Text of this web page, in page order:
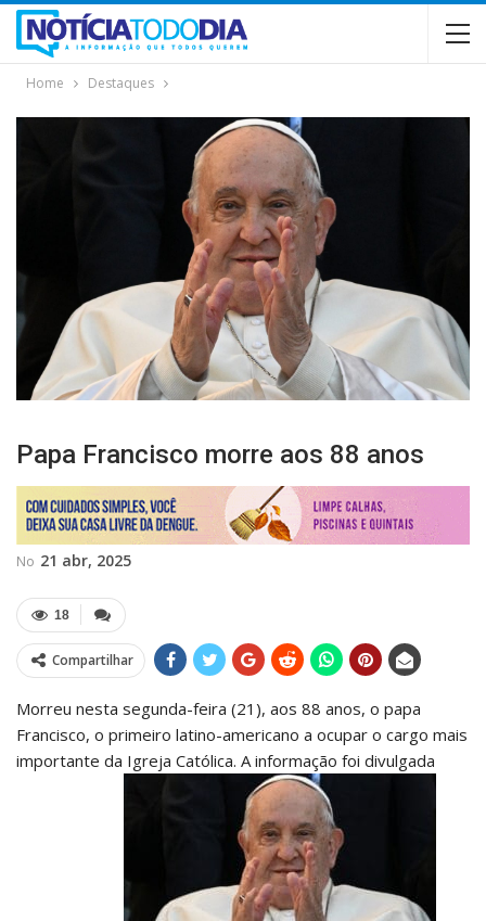
Home Destaques
Papa Francisco morre aos 88 anos
No 21 abr, 2025
18
Compartilhar
Morreu nesta segunda-feira (21), aos 88 anos, o papa
Francisco, o primeiro latino-americano a ocupar o cargo mais
importante da Igreja Católica. A informação foi divulgada